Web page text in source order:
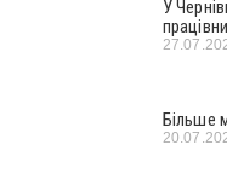
У
Більше